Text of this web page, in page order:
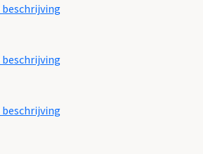
beschrijving
beschrijving
beschrijving